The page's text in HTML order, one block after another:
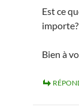
Est ce
importe?
Bien à